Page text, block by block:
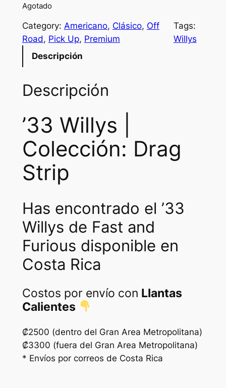
Agotado
Category: Americano, Clásico, Off
Road, Pick Up, Premium
Tags:
Willys
Descripción
Descripción
’33 Willys |
Colección: Drag
Strip
Has encontrado el ’33
Willys de Fast and
Furious disponible en
Costa Rica
Costos por envío con Llantas
Calientes
₡2500 (dentro del Gran Area Metropolitana)
₡3300 (fuera del Gran Area Metropolitana)
* Envíos por correos de Costa Rica